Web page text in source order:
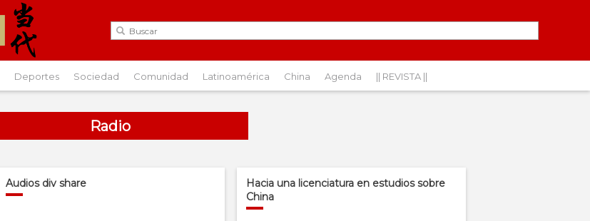
Deportes Sociedad Comunidad Latinoamérica China Agenda || REVISTA ||
Radio
Audios div share
Hacia una licenciatura en estudios sobre
China